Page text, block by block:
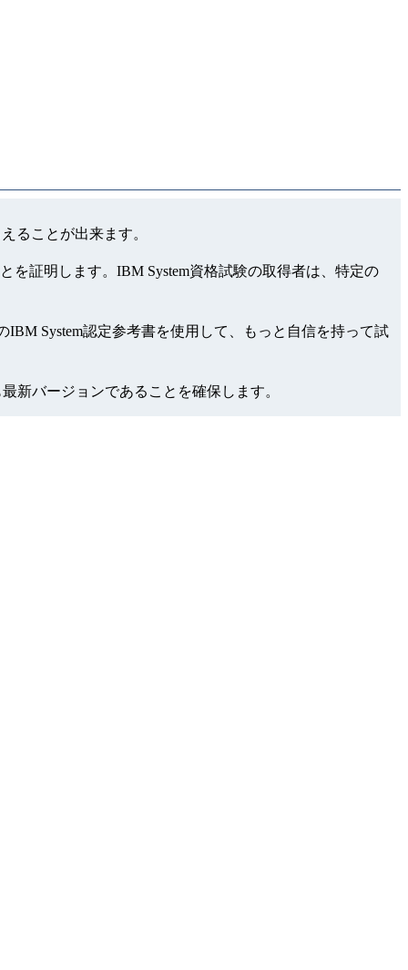
ることが出来ます。
を証明します。IBM System資格試験の取得者は、特定の
System認定参考書を使用して、もっと自信を持って試
新バージョンであることを確保します。